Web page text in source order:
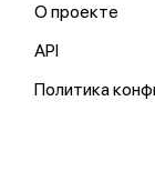
О проекте
API
Политика